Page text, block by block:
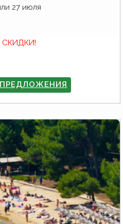
27 июля
СКИДКИ!